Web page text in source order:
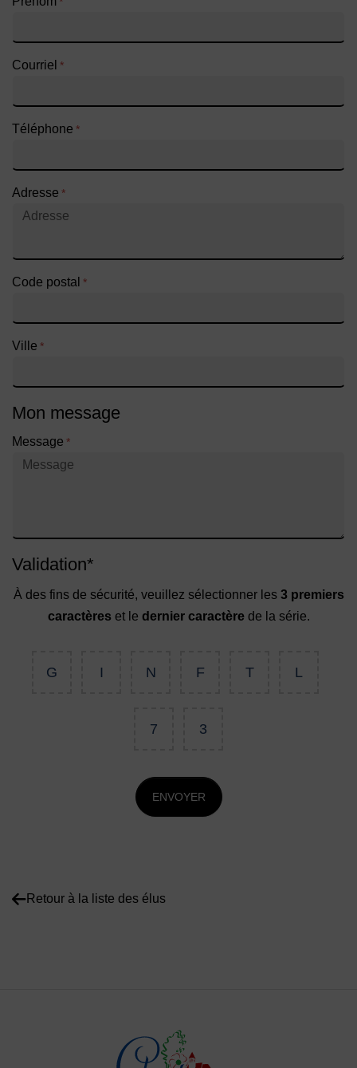
Courriel *
Téléphone *
Adresse *
Code postal *
Ville *
Mon message
Message *
Validation*
À des fins de sécurité, veuillez sélectionner les 3 premiers
caractères et le dernier caractère de la série.
G I N F T L
7 3
ENVOYER
Retour à la liste des élus